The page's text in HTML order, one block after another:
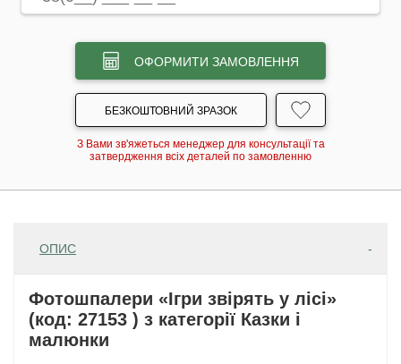
ОФОРМИТИ ЗАМОВЛЕННЯ
БЕЗКОШТОВНИЙ ЗРАЗОК
З Вами зв'яжеться менеджер для консультації та
затвердження всіх деталей по замовленню
ОПИС
Фотошпалери «Ігри звірять у лісі»
(код: 27153 ) з категорії Казки і
малюнки